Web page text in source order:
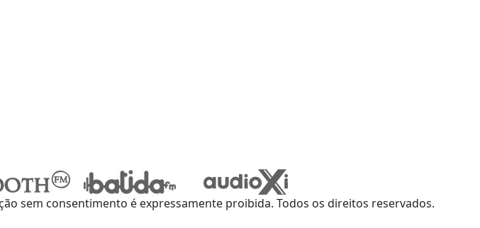
sem consentimento é expressamente proibida. Todos os direitos reservados.